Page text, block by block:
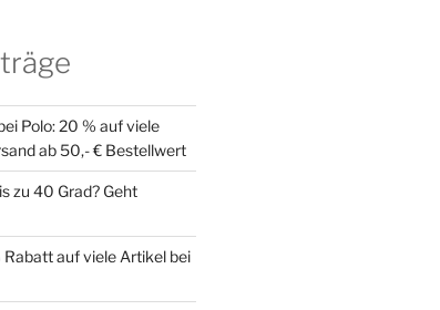
Polo: 20 % auf viele
ab 50,- € Bestellwert
zu 40 Grad? Geht
auf viele Artikel bei